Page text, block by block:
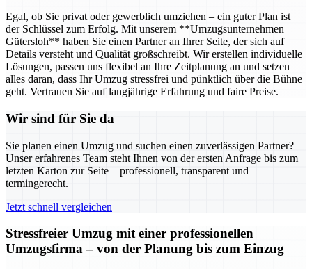
Egal, ob Sie privat oder gewerblich umziehen – ein guter Plan ist
der Schlüssel zum Erfolg. Mit unserem **Umzugsunternehmen
Gütersloh** haben Sie einen Partner an Ihrer Seite, der sich auf
Details versteht und Qualität großschreibt. Wir erstellen individuelle
Lösungen, passen uns flexibel an Ihre Zeitplanung an und setzen
alles daran, dass Ihr Umzug stressfrei und pünktlich über die Bühne
geht. Vertrauen Sie auf langjährige Erfahrung und faire Preise.
Wir sind für Sie da
Sie planen einen Umzug und suchen einen zuverlässigen Partner?
Unser erfahrenes Team steht Ihnen von der ersten Anfrage bis zum
letzten Karton zur Seite – professionell, transparent und
termingerecht.
Jetzt schnell vergleichen
Stressfreier Umzug mit einer professionellen
Umzugsfirma – von der Planung bis zum Einzug